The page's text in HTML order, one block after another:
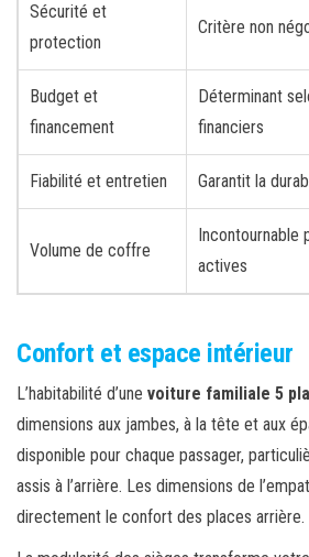
Sécurité et
protection
Critère non
Budget et
financement
Déterminant
financiers
Fiabilité et entretien Garantit la
Volume de coffre
Incontournable
actives
Confort et espace intérieur
L’habitabilité d’une voiture familiale 5
dimensions aux jambes, à la tête et aux
disponible pour chaque passager,
assis à l’arrière. Les dimensions de
directement le confort des places arrière.